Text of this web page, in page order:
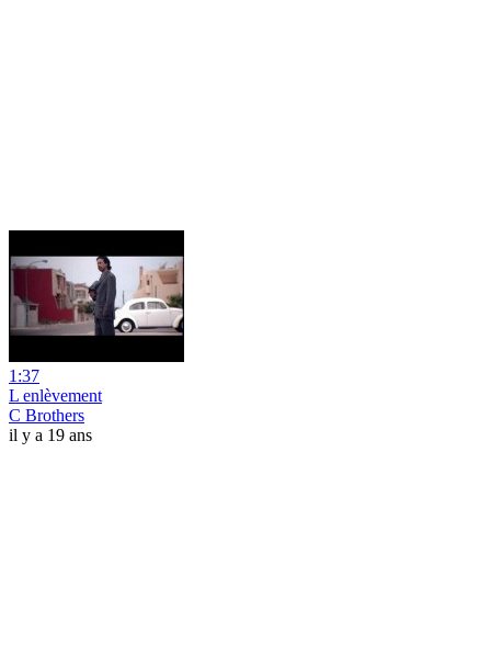
1:37
L enlèvement
C Brothers
il y a 19 ans